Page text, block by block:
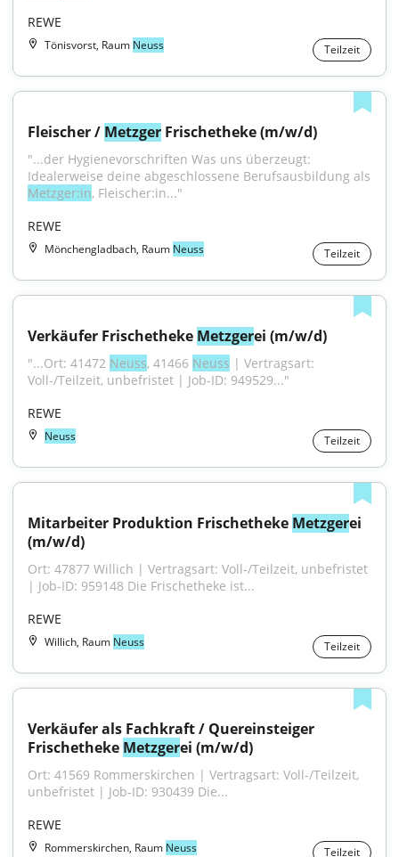
REWE
Tönisvorst, Raum Neuss Teilzeit
Fleischer / Metzger Frischetheke (m/w/d)
"...der Hygienevorschriften Was uns überzeugt:
Metzger:in, Fleischer:in..."
REWE
Mönchengladbach, Raum Neuss Teilzeit
Verkäufer Frischetheke Metzgerei (m/w/d)
"...Ort: 41472 Neuss, 41466 Neuss | Vertragsart:
Voll-/Teilzeit, unbefristet | Job-ID: 949529..."
REWE
Neuss Teilzeit
Mitarbeiter Produktion Frischetheke Metzgerei
(m/w/d)
Ort: 47877 Willich | Vertragsart: Voll-/Teilzeit, unbefristet
| Job-ID: 959148 Die Frischetheke ist...
REWE
Willich, Raum Neuss Teilzeit
Verkäufer als Fachkraft / Quereinsteiger
Frischetheke Metzgerei (m/w/d)
Ort: 41569 Rommerskirchen | Vertragsart: Voll-/Teilzeit,
unbefristet | Job-ID: 930439 Die...
REWE
Rommerskirchen, Raum Neuss Teilzeit